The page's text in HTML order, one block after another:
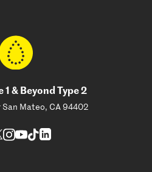
1 & Beyond Type 2
San Mateo, CA 94402